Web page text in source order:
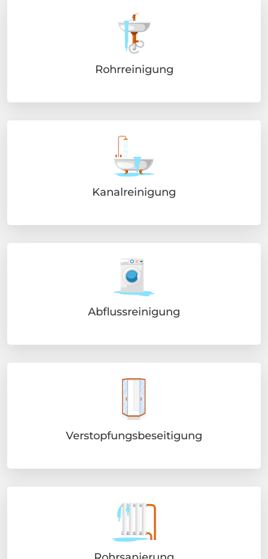
Rohrreinigung
Kanalreinigung
Abflussreinigung
Verstopfungsbeseitigung